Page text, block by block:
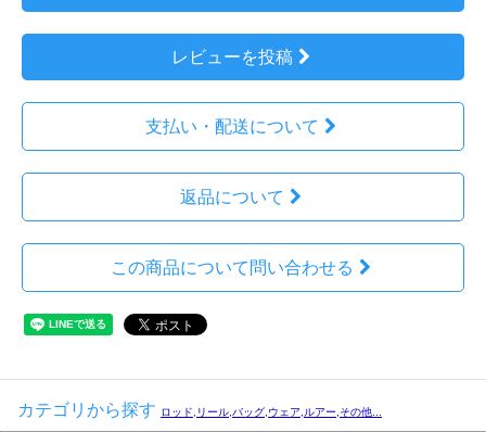
レビューを投稿
支払い・配送について
返品について
この商品について問い合わせる
カテゴリから探す ロッド,リール,バッグ,ウェア,ルアー,その他...